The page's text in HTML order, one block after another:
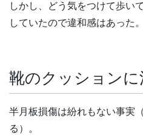
しかし、どう気をつけて歩い
していたので違和感はあった。
靴のクッションに
半月板損傷は紛れもない事実
る）。